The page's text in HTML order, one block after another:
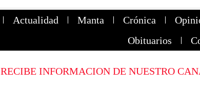
Actualidad Manta Crónica
Obituarios
RECIBE INFORMACION DE NUESTRO